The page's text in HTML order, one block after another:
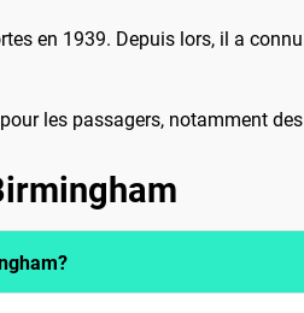
en 1939. Depuis lors, il a
les passagers, notamment